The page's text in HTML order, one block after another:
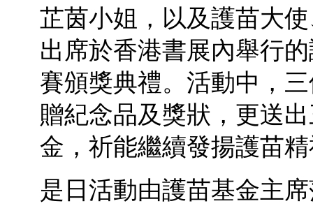
芷茵小姐，以及護苗大
出席於香港書展內舉行
賽頒獎典禮。活動中，
贈紀念品及獎狀，更送
金，祈能繼續發揚護苗
是日活動由護苗基金主